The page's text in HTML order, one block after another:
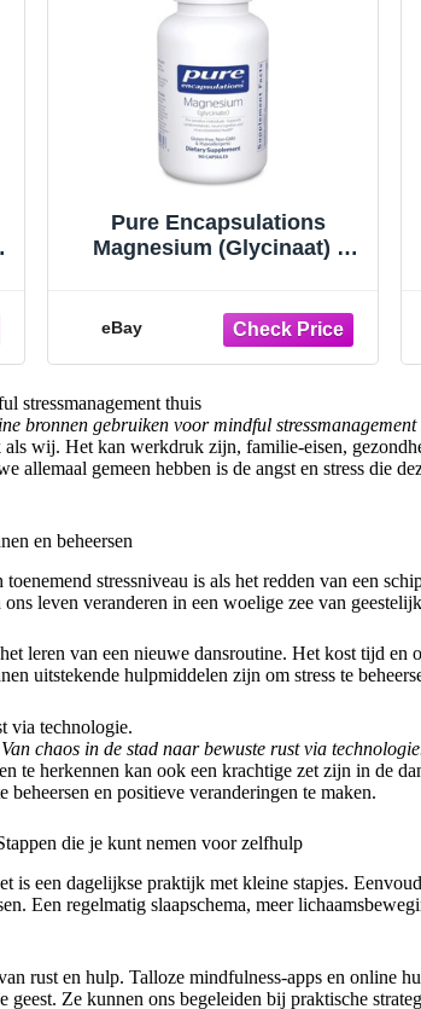
Pure Encapsulations
Magnesium (Glycinaat) -
stressverlichting,
eBay
bronnen gebruiken voor mindful stressmanagement
wij. Het kan werkdruk zijn, familie-eisen,
allemaal gemeen hebben is de angst en stress die
en beheersen
stressniveau is als het redden van een
leven veranderen in een woelige zee van
leren van een nieuwe dansroutine. Het kost tijd
uitstekende hulpmiddelen zijn om stress te
Van chaos in de stad naar bewuste rust via
te herkennen kan ook een krachtige zet zijn in de
beheersen en positieve veranderingen te maken.
die je kunt nemen voor zelfhulp
is een dagelijkse praktijk met kleine stapjes.
Een regelmatig slaapschema, meer
rust en hulp. Talloze mindfulness-apps en online
Ze kunnen ons begeleiden bij praktische